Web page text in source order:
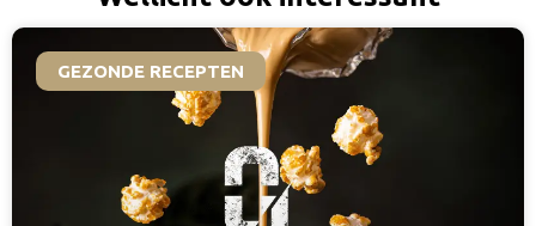
GEZONDE RECEPTEN